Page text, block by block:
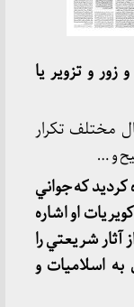
زور و تزوير يا
مختلف تكرار
و …
كه جواني
او اشاره
شريعتي را
اسلاميات و